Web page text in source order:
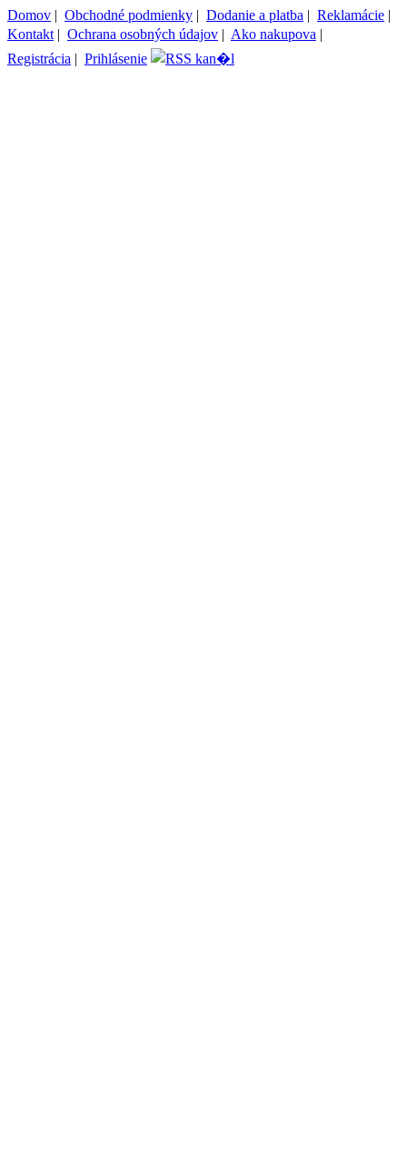
Domov | Obchodné podmienky | Dodanie a platba | Reklamácie |
Kontakt | Ochrana osobných údajov | Ako nakupova |
Registrácia | Prihlásenie